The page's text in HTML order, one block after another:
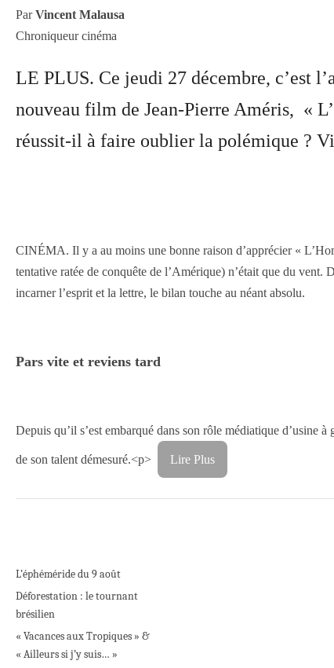
ParVincent Malausa
Chroniqueur cinéma
LE PLUS. Ce jeudi 27 décembre, c’est
nouveau film de Jean-Pierre Améris, «
réussit-il à faire oublier la polémique ?
CINÉMA. Il y a au moins une bonne raison d’apprécier «
tentative ratée de conquête de l’Amérique) n’était que du vent.
incarner l’esprit et la lettre, le bilan touche au néant absolu.
Pars vite et reviens tard
Depuis qu’il s’est embarqué dans son rôle médiatique d’usine
de son talent démesuré.<p> Lire Plus
L’éphéméride du 9 août
Déforestation : le tournant
brésilien
« Vacances aux Tropiques » &
« Ailleurs si j’y suis… »